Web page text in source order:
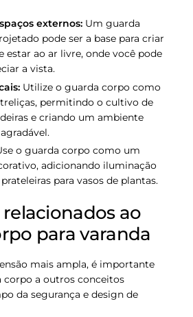
externos: Um guarda
pode ser a base para criar
estar ao ar livre, onde você pode
a vista.
Utilize o guarda corpo como
permitindo o cultivo de
e criando um ambiente
o guarda corpo como um
adicionando iluminação
para vasos de plantas.
ao
para varanda
mais ampla, é importante
corpo a outros conceitos
da segurança e design de